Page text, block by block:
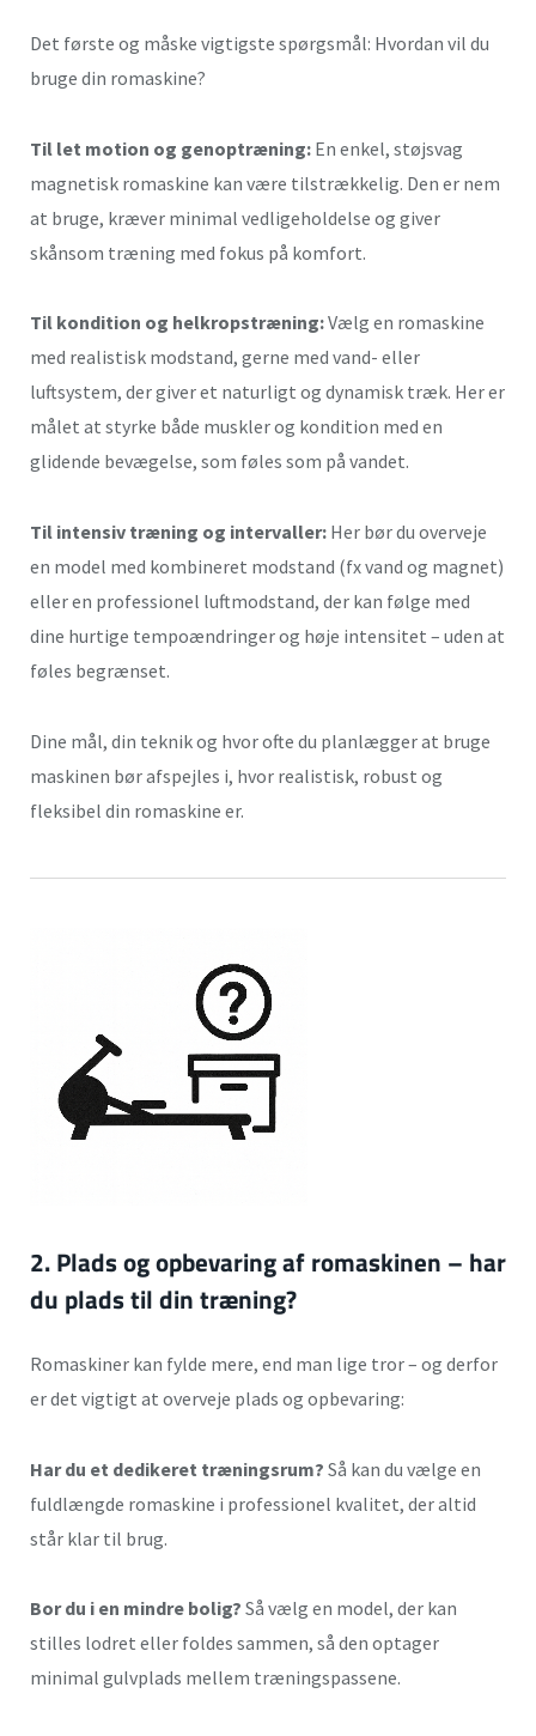
Det første og måske vigtigste spørgsmål: Hvordan vil du
bruge din romaskine?
Til let motion og genoptræning: En enkel, støjsvag
magnetisk romaskine kan være tilstrækkelig. Den er nem
at bruge, kræver minimal vedligeholdelse og giver
skånsom træning med fokus på komfort.
Til kondition og helkropstræning:Vælg en romaskine
med realistisk modstand, gerne med vand- eller
luftsystem, der giver et naturligt og dynamisk træk. Her er
målet at styrke både muskler og kondition med en
glidende bevægelse, som føles som på vandet.
Til intensiv træning og intervaller: Her bør du overveje
en model med kombineret modstand (fx vand og magnet)
eller en professionel luftmodstand, der kan følge med
dine hurtige tempoændringer og høje intensitet – uden at
føles begrænset.
Dine mål, din teknik og hvor ofte du planlægger at bruge
maskinen bør afspejles i, hvor realistisk, robust og
fleksibel din romaskine er.
2. Plads og opbevaring af romaskinen – har
du plads til din træning?
Romaskiner kan fylde mere, end man lige tror – og derfor
er det vigtigt at overveje plads og opbevaring:
Har du et dedikeret træningsrum? Så kan du vælge en
fuldlængde romaskine i professionel kvalitet, der altid
står klar til brug.
Bor du i en mindre bolig? Så vælg en model, der kan
stilles lodret eller foldes sammen, så den optager
minimal gulvplads mellem træningspassene.